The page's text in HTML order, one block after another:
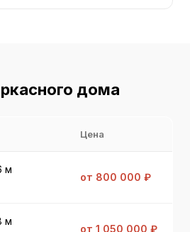
дома
Цена
м
от 800 000 ₽
м
от 1 050 000 ₽